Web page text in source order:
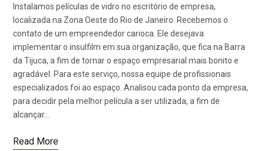
Instalamos películas de vidro no escritório de empresa,
localizada na Zona Oeste do Rio de Janeiro. Recebemos o
contato de um empreendedor carioca. Ele desejava
implementar o insulfilm em sua organização, que fica na Barra
da Tijuca, a fim de tornar o espaço empresarial mais bonito e
agradável. Para este serviço, nossa equipe de profissionais
especializados foi ao espaço. Analisou cada ponto da empresa,
para decidir pela melhor película a ser utilizada, a fim de
alcançar…
Read More